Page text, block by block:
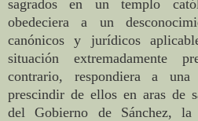
sagrados en un templo
obedeciera a un
canónicos y jurídicos
situación extremadamente
contrario, respondiera a una
prescindir de ellos en aras de
del Gobierno de Sánchez, la